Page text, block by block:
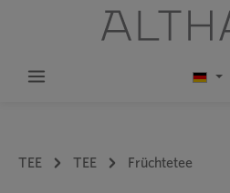
TEE TEE Früchtetee